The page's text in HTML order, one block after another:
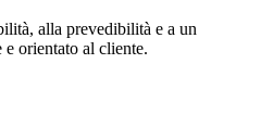
alla prevedibilità e a un
orientato al cliente.